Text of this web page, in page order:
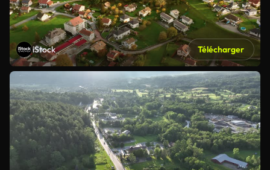
iStock Télécharger